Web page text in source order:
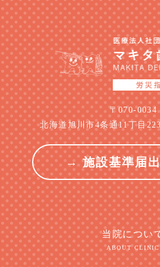
〒070-0034
北海道旭川市4条通11丁目
→ 施設基準届
当院につい
ABOUT CLINIC